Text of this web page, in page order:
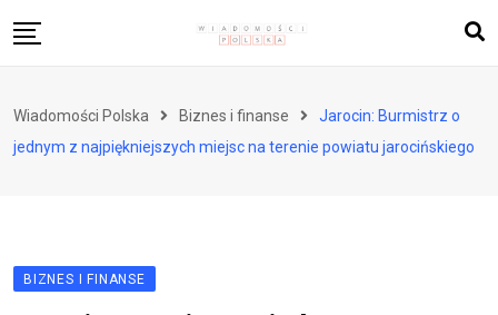
to
Zdrowie i styl życia
Wiadomości Polska Biznes i finanse
Jarocin: Burmistrz o
jednym z najpiękniejszych miejsc na terenie powiatu jarocińskiego
BIZNES I FINANSE